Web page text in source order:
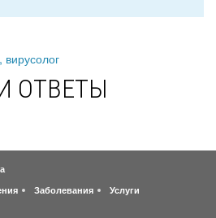
вирусолог
ОТВЕТЫ
Заболевания
Услуги